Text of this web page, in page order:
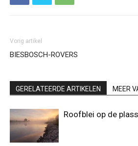
Vorig artikel
BIESBOSCH-ROVERS
GERELATEERDE ARTIKELEN MEER
Roofblei op de